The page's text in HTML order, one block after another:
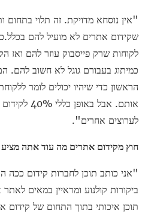
"אין נוסחא מדויקת. זה תלוי בתחום
שקידום אתרים לא מועיל להם
לקוחות שרק פייסבוק עוזר להם ואז
כמיתוג בעבורם גוגל לא חשוב להם.
הראשון כדי שיהיו יכולים לומר
אותם. אבל
לערוצים אחרים".
חוץ מקידום אתרים מה עוד אתה
"אני כותב תוכן לחברות קידום ככה
תוכן איכותי בתוך התחום של